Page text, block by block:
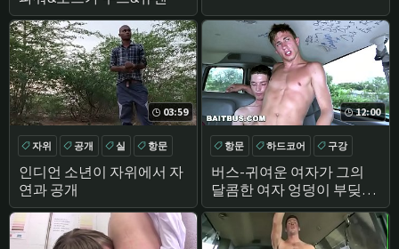
03:59
인디언 소년이 자위에서 자
연과 공개
자위 공개 실 항문
12:00
버스-귀여운 여자가 그의
달콤한 여자 엉덩이 부딪에
의해 소름 바로
항문 하드코어
구강
갈색 머리